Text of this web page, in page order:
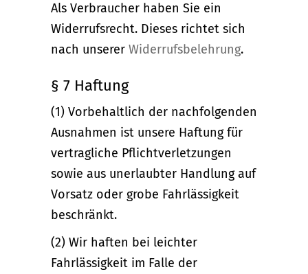
Als Verbraucher haben Sie ein
Widerrufsrecht. Dieses richtet sich
nach unserer Widerrufsbelehrung.
§ 7 Haftung
(1) Vorbehaltlich der nachfolgenden
Ausnahmen ist unsere Haftung für
vertragliche Pflichtverletzungen
sowie aus unerlaubter Handlung auf
Vorsatz oder grobe Fahrlässigkeit
beschränkt.
(2) Wir haften bei leichter
Fahrlässigkeit im Falle der